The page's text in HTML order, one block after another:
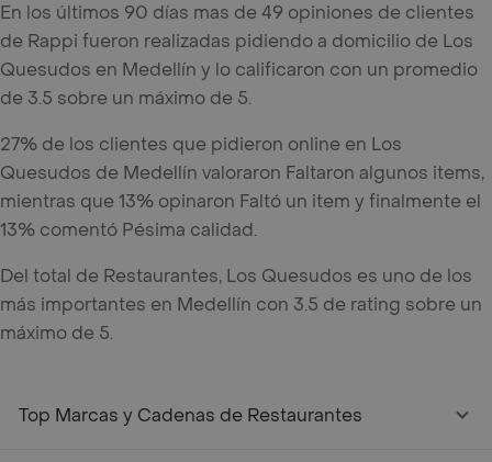
En los últimos 90 días mas de 49 opiniones de clientes
de Rappi fueron realizadas pidiendo a domicilio de Los
Quesudos en Medellín y lo calificaron con un promedio
de 3.5 sobre un máximo de 5.
27% de los clientes que pidieron online en Los
Quesudos de Medellín valoraron Faltaron algunos items,
mientras que 13% opinaron Faltó un item y finalmente el
13% comentó Pésima calidad.
Del total de Restaurantes, Los Quesudos es uno de los
más importantes en Medellín con 3.5 de rating sobre un
máximo de 5.
Top Marcas y Cadenas de Restaurantes